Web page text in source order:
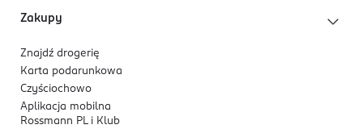
Zakupy
Znajdź drogerię
Karta podarunkowa
Czyściochowo
Aplikacja mobilna
Rossmann PL i Klub